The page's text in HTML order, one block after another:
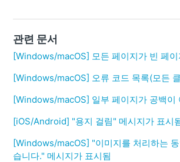
관련 문서
[Windows/macOS] 모든 페이지가 빈 페이
[Windows/macOS] 오류 코드 목록(모든
[Windows/macOS] 일부 페이지가 공백이
[iOS/Android] "용지 걸림" 메시지가 표시
[Windows/macOS] "이미지를 처리하는
습니다." 메시지가 표시됨